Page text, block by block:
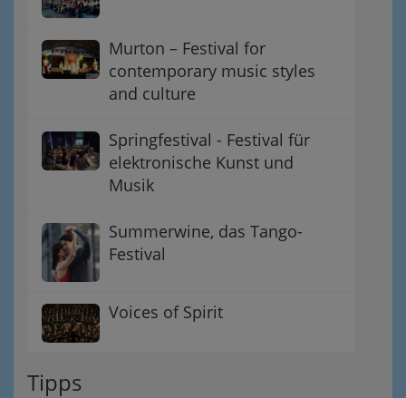
Murton – Festival for
contemporary music styles
and culture
Springfestival - Festival für
elektronische Kunst und
Musik
Summerwine, das Tango-
Festival
Voices of Spirit
Tipps